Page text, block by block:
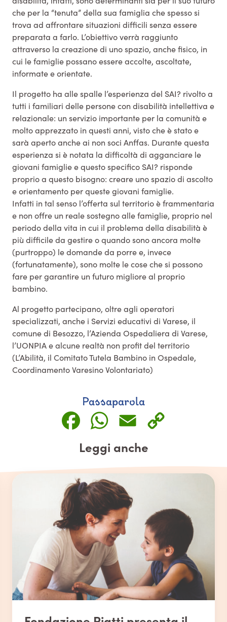
che per la “tenuta” della sua famiglia che spesso si
trova ad affrontare situazioni difficili senza essere
preparata a farlo. L’obiettivo verrà raggiunto
attraverso la creazione di uno spazio, anche fisico, in
cui le famiglie possano essere accolte, ascoltate,
informate e orientate.
Il progetto ha alle spalle l’esperienza del SAI? rivolto a
tutti i familiari delle persone con disabilità intellettiva e
relazionale: un servizio importante per la comunità e
molto apprezzato in questi anni, visto che è stato e
sarà aperto anche ai non soci Anffas. Durante questa
esperienza si è notata la difficoltà di agganciare le
giovani famiglie e questo specifico SAI? risponde
proprio a questo bisogno: creare uno spazio di ascolto
e orientamento per queste giovani famiglie.
Infatti in tal senso l’offerta sul territorio è frammentaria
e non offre un reale sostegno alle famiglie, proprio nel
periodo della vita in cui il problema della disabilità è
più difficile da gestire o quando sono ancora molte
(purtroppo) le domande da porre e, invece
(fortunatamente), sono molte le cose che si possono
fare per garantire un futuro migliore al proprio
bambino.
Al progetto partecipano, oltre agli operatori
specializzati, anche i Servizi educativi di Varese, il
comune di Besozzo, l’Azienda Ospedaliera di Varese,
l’UONPIA e alcune realtà non profit del territorio
(L’Abilità, il Comitato Tutela Bambino in Ospedale,
Coordinamento Varesino Volontariato)
Passaparola
Facebook
WhatsApp
Email
Leggi anche